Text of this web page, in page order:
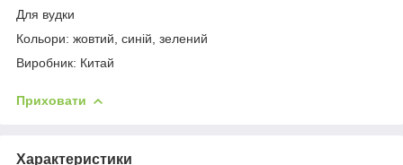
Для вудки
Кольори: жовтий, синій, зелений
Виробник: Китай
Приховати
Характеристики